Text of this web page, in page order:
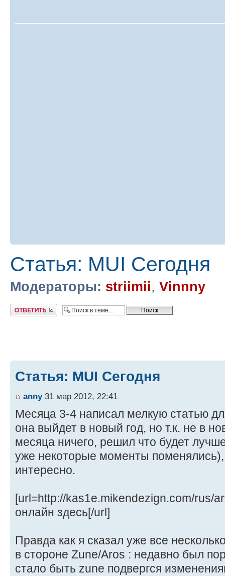
Статья: MUI Сегодня
Модераторы: striimii, Vinnny
Ответить
Статья: MUI Сегодня
anny31 мар 2012, 22:41
Месяца 3-4 написал мелкую статью
она выйдет в новый год, но т.к. не в
месяца ничего, решил что будет
уже некоторые моменты
интересно.
[url=http://kas1e.mikendezign.com/rus/
онлайн здесь[/url]
Правда как я сказал уже все
в стороне Zune/Aros : недавно был
стало быть zune подвергся